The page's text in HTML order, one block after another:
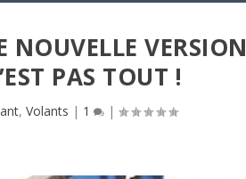
NOUVELLE VERSION
PAS TOUT !
,Volants | 1 |